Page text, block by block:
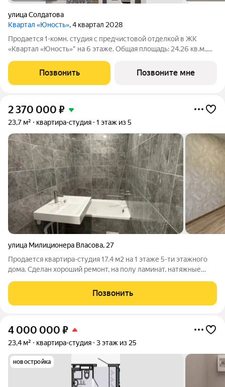
улица Солдатова
Квартал «Юность», 4 квартал 2028
Продается 1-комн. студия с предчистовой отделкой в ЖК
«Квартал «Юность»" на 6 этаже. Общая площадь: 24.26 кв.м.,
«Юность». Особенности планировки: вид во двор, ипотека для
всех 4,4%,
Позвонить Позвоните мне
2 370 000 ₽
23,7 м² квартира-студия 1 этаж из 5
улица Милиционера Власова, 27
Продается квартира-студия 17.4 м2 на 1 этаже 5-ти этажного
дома. Сделан хороший ремонт, на полу ламинат, натяжные
хорошая, доброжелательная женщина.Рядом несколько
сетевых магазинов, школы,
Позвонить
4 000 000 ₽
23,4 м² квартира-студия 3 этаж из 25
новостройка